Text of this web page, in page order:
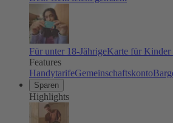
Für unter 18-JährigeKarte für Kinder
Features
HandytarifeGemeinschaftskonto
Sparen
Highlights